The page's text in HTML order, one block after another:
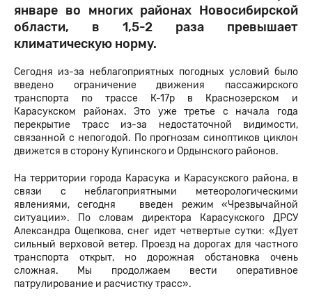
январе во многих районах Новосибирской
области, в 1,5-2 раза превышает
климатическую норму.
Сегодня из-за неблагоприятных погодных условий было
введено ограничение движения пассажирского
транспорта по трассе К-17р в Краснозерском и
Карасукском районах. Это уже третье с начала года
перекрытие трасс из-за недостаточной видимости,
связанной с непогодой. По прогнозам синоптиков циклон
движется в сторону Купинского и Ордынского районов.
На территории города Карасука и Карасукского района, в
связи с неблагоприятными метеорологическими
явлениями, сегодня введен режим «Чрезвычайной
ситуации». По словам директора Карасукского ДРСУ
Александра Ощепкова, снег идет четвертые сутки: «Дует
сильный верховой ветер. Проезд на дорогах для частного
транспорта открыт, но дорожная обстановка очень
сложная. Мы продолжаем вести оперативное
патрулирование и расчистку трасс».